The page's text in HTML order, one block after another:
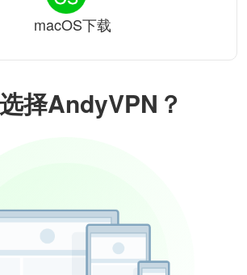
择AndyVPN？
macOS下载